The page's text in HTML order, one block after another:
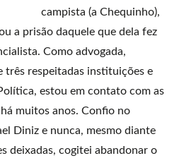
campista (a Chequinho),
a prisão daquele que dela fez
Como advogada,
três respeitadas instituições e
estou em contato com as
muitos anos. Confio no
Diniz e nunca, mesmo diante
deixadas, cogitei abandonar o